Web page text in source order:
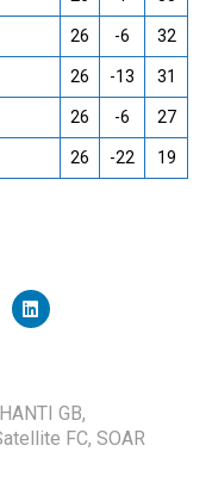
26 -6 32
26 -13 31
26 -6 27
26 -22 19
GB,
FC, SOAR